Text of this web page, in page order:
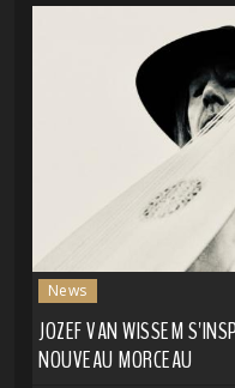
News
JOZEF VAN WISSEM
NOUVEAU MORCEAU